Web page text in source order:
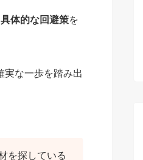
具体的な回避策を
実な一歩を踏み出
を探している